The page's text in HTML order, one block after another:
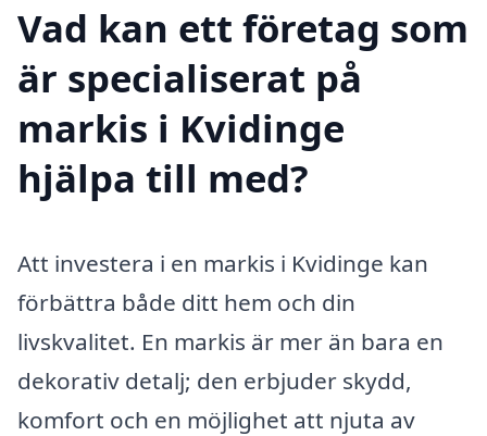
Vad kan ett företag som
är specialiserat på
markis i Kvidinge
hjälpa till med?
Att investera i en markis i Kvidinge kan
förbättra både ditt hem och din
livskvalitet. En markis är mer än bara en
dekorativ detalj; den erbjuder skydd,
komfort och en möjlighet att njuta av